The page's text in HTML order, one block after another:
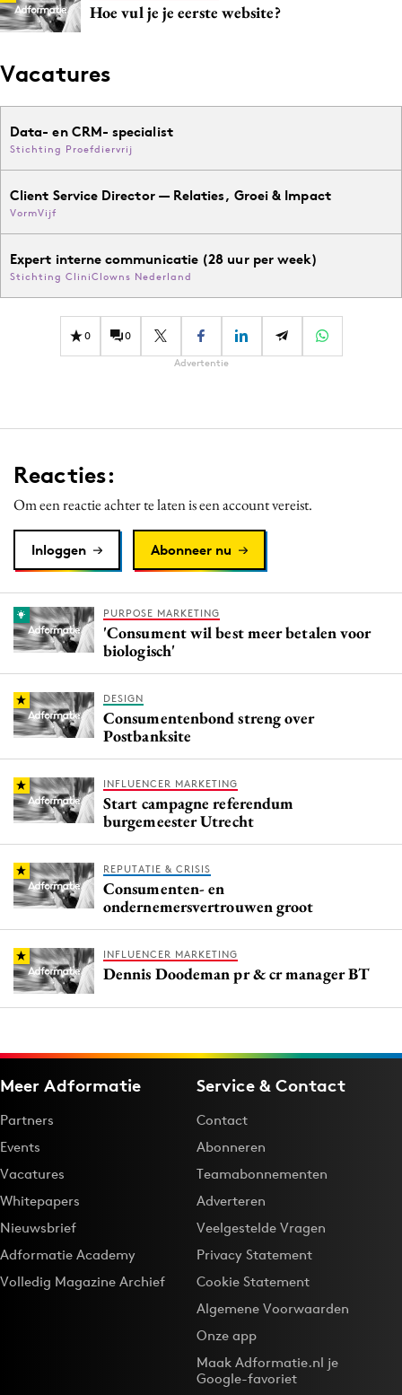
Hoe vul je je eerste website?
Vacatures
Data- en CRM- specialist
Stichting Proefdiervrij
Client Service Director — Relaties, Groei & Impact
VormVijf
Expert interne communicatie (28 uur per week)
Stichting CliniClowns Nederland
0 0
Advertentie
Reacties:
Om een reactie achter te laten is een account vereist.
Inloggen Abonneer nu
PURPOSE MARKETING
'Consument wil best meer betalen voor
biologisch'
DESIGN
Consumentenbond streng over
Postbanksite
INFLUENCER MARKETING
Start campagne referendum
burgemeester Utrecht
REPUTATIE & CRISIS
Consumenten- en
ondernemersvertrouwen groot
INFLUENCER MARKETING
Dennis Doodeman pr & cr manager BT
Meer Adformatie
Partners
Events
Vacatures
Whitepapers
Nieuwsbrief
Adformatie Academy
Volledig Magazine Archief
Service & Contact
Contact
Abonneren
Teamabonnementen
Adverteren
Veelgestelde Vragen
Privacy Statement
Cookie Statement
Algemene Voorwaarden
Onze app
Maak Adformatie.nl je
Google-favoriet